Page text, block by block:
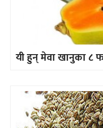
यी हुन् मेवा खानुका ८